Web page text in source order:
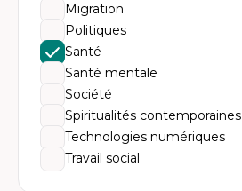
Migration
Politiques
Santé
Santé mentale
Société
Spiritualités contemporaines
Technologies numériques
Travail social